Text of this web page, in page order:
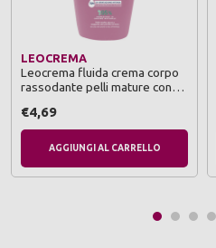
LEOCREMA
Leocrema fluida crema corpo
rassodante pelli mature con
molto secca e soggetta a
perdita di tono 400 ml
€4,69
AGGIUNGI AL CARRELLO